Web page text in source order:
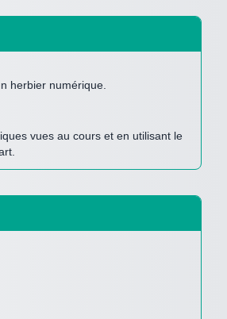
herbier numérique.
vues au cours et en utilisant le